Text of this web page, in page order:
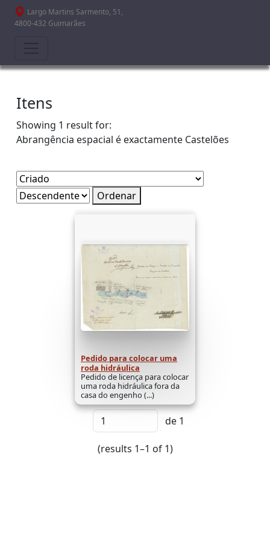
Passar para o conteúdo principal
Largo Martins Sarmento, 51,
4800-432 Guimarães
Itens
Showing 1 result for:
Abrangência espacial é exactamente Castelões
Ordenar
Pedido para colocar uma
roda hidráulica
Pedido de licença para colocar
uma roda hidráulica fora da
casa do engenho (...)
de 1
(results 1–1 of 1)